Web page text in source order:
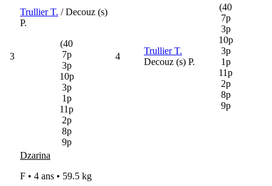
3
Trullier T. / Decouz (s)
P.
(40
7p
3p
10p
3p
1p
11p
2p
8p
9p
4
Trullier T.
Decouz (s) P.
(40
7p
3p
10p
3p
1p
11p
2p
8p
9p
Dzarina
F • 4 ans • 59.5 kg